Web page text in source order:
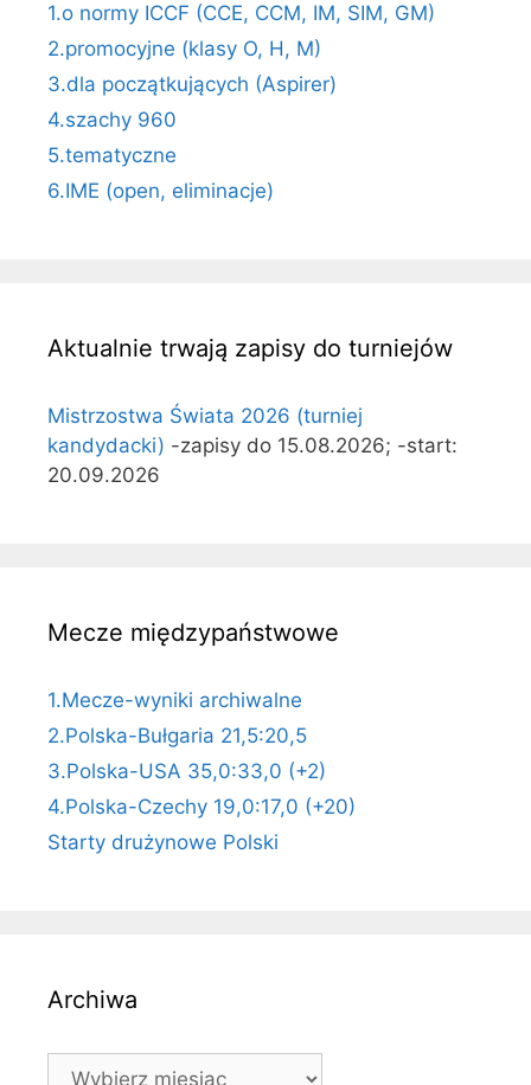
1.o normy ICCF (CCE, CCM, IM, SIM, GM)
2.promocyjne (klasy O, H, M)
3.dla początkujących (Aspirer)
4.szachy 960
5.tematyczne
6.IME (open, eliminacje)
Aktualnie trwają zapisy do turniejów
Mistrzostwa Świata 2026 (turniej
kandydacki) -zapisy do 15.08.2026; -start:
20.09.2026
Mecze międzypaństwowe
1.Mecze-wyniki archiwalne
2.Polska-Bułgaria 21,5:20,5
3.Polska-USA 35,0:33,0 (+2)
4.Polska-Czechy 19,0:17,0 (+20)
Starty drużynowe Polski
Archiwa
Archiwa